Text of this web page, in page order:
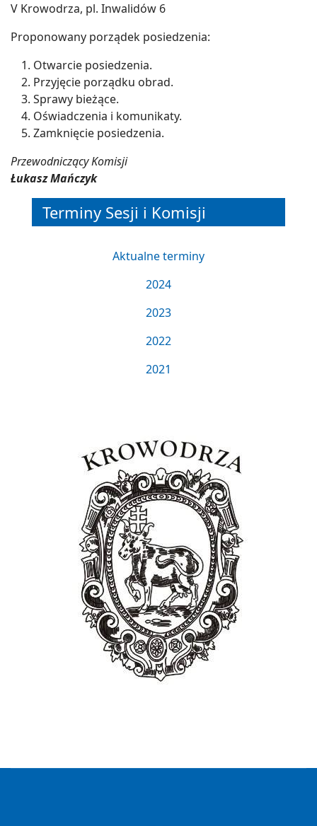
V Krowodrza, pl. Inwalidów 6
Proponowany porządek posiedzenia:
Otwarcie posiedzenia.
Przyjęcie porządku obrad.
Sprawy bieżące.
Oświadczenia i komunikaty.
Zamknięcie posiedzenia.
Przewodniczący Komisji
Łukasz Mańczyk
Terminy Sesji i Komisji
Aktualne terminy
2024
2023
2022
2021